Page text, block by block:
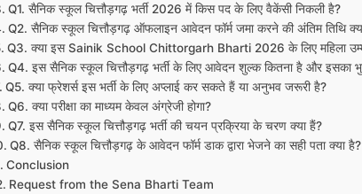
Q1. सैनिक स्कूल चित्तौड़गढ़ भर्ती 2026 में किस पद के लिए वैकेंसी निकली है?
Q2. सैनिक स्कूल चित्तौड़गढ़ ऑफलाइन आवेदन फॉर्म जमा करने की अंतिम तिथि
Q3. क्या इस Sainik School Chittorgarh Bharti 2026 के लिए महिला
Q4. इस सैनिक स्कूल चित्तौड़गढ़ भर्ती के लिए आवेदन शुल्क कितना है और इसका
Q5. क्या फ्रेशर्स इस भर्ती के लिए अप्लाई कर सकते हैं या अनुभव जरूरी है?
Q6. क्या परीक्षा का माध्यम केवल अंग्रेजी होगा?
Q7. इस सैनिक स्कूल चित्तौड़गढ़ भर्ती की चयन प्रक्रिया के चरण क्या हैं?
Q8. सैनिक स्कूल चित्तौड़गढ़ के आवेदन फॉर्म डाक द्वारा भेजने का सही पता क्या है?
Conclusion
Request from the Sena Bharti Team